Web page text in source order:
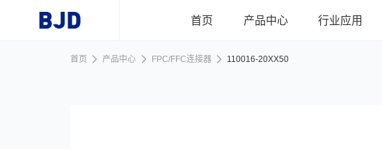
跳到主要内容 首页 产品中心 行业应用
首页 产品中心 FPC/FFC连接器 110016-20XX50